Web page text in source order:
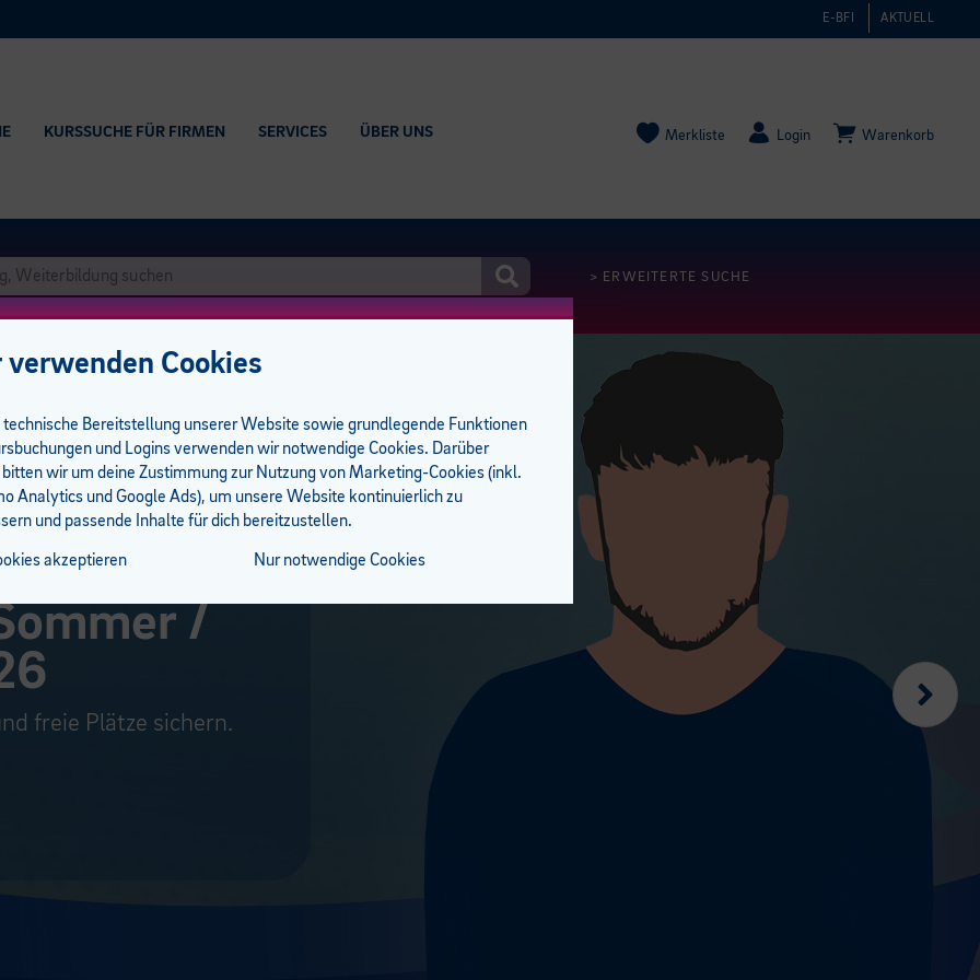
E-BFI AKTUELL
KURSSUCHE FÜR FIRMEN SERVICES ÜBER UNS Merkliste Login Warenkorb
> ERWEITERTE SUCHE
ist da!
/
freie Plätze sichern.
Cookies
technische Bereitstellung unserer Website sowie grundlegende Funktionen
und Logins verwenden wir notwendige Cookies. Darüber
bitten wir um deine Zustimmung zur Nutzung von Marketing-Cookies (inkl.
Analytics und Google Ads), um unsere Website kontinuierlich zu
und passende Inhalte für dich bereitzustellen.
akzeptieren Nur notwendige Cookies